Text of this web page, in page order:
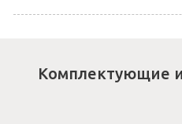
Комплектующие